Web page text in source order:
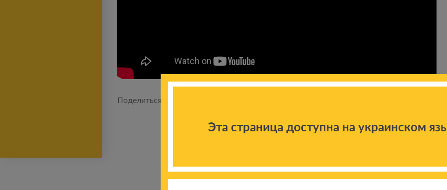
Поделиться новостью:
Эта страница доступна на украинском